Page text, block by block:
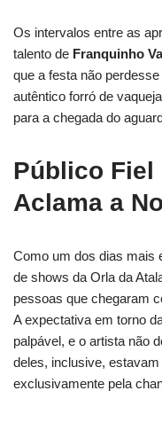
Os intervalos entre as
talento de Franquinho
que a festa não
autêntico forró de
para a chegada do
Público Fiel
Aclama a
Como um dos dias mais
de shows da Orla da
pessoas que chegaram
A expectativa em torno
palpável, e o artista não
deles, inclusive,
exclusivamente pela